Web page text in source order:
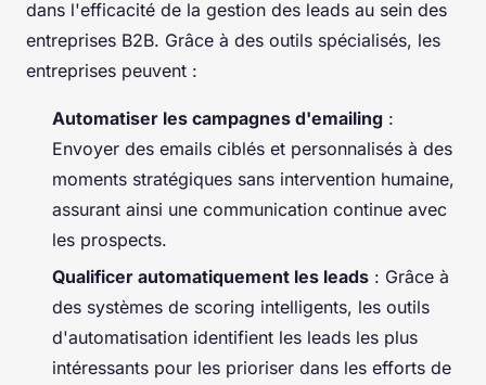
dans l'efficacité de la gestion des leads au sein des
entreprises B2B. Grâce à des outils spécialisés, les
entreprises peuvent :
Automatiser les campagnes d'emailing :
Envoyer des emails ciblés et personnalisés à des
moments stratégiques sans intervention humaine,
assurant ainsi une communication continue avec
les prospects.
Qualificer automatiquement les leads : Grâce à
des systèmes de scoring intelligents, les outils
d'automatisation identifient les leads les plus
intéressants pour les prioriser dans les efforts de